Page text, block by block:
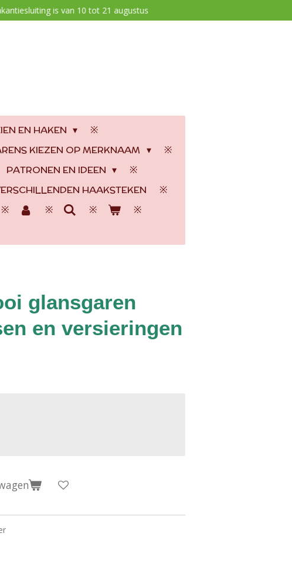
is van 10 tot 21 augustus
EN HAKEN
KIEZEN OP MERKNAAM
PATRONEN EN IDEEN
HAAKSTEKEN
glansgaren
en versieringen